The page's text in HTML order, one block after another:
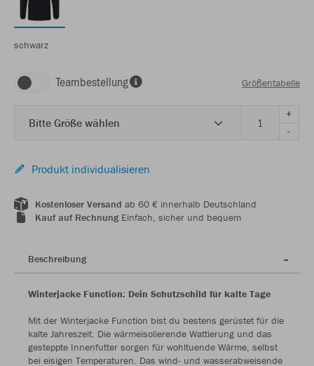
schwarz
Teambestellung Größentabelle
Bitte Größe wählen
+
-
Produkt individualisieren
Kostenloser Versand ab 60 € innerhalb Deutschland
Kauf auf RechnungEinfach, sicher und bequem
Beschreibung
Winterjacke Function: Dein Schutzschild für kalte Tage
Mit der Winterjacke Function bist du bestens gerüstet für die
kalte Jahreszeit. Die wärmeisolierende Wattierung und das
gesteppte Innenfutter sorgen für wohltuende Wärme, selbst
bei eisigen Temperaturen. Das wind- und wasserabweisende